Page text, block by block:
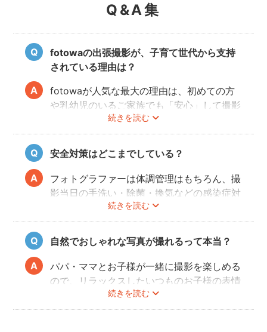
Q&A集
fotowaの出張撮影が、子育て世代から支持
されている理由は？
続きを読む
fotowaが人気な最大の理由は、初めての方
や乳幼児のいるご家族でも「安心」して撮影
を楽しんでいただけることです。
厳しい審査を通過した、赤ちゃん・子どもの
扱いに慣れているパパ・ママ世代のカメラマ
ンが全国に多数在籍。
またどのカメラマンでも指名料は一切ござい
ません。分かりやすい料金体系も人気のポイ
安全対策はどこまでしている？
続きを読む
フォトグラファーは体調管理はもちろん、撮
影当日の手洗い・除菌・換気などの感染症対
策や、熱中症予防に努めます。
また、撮影中はご家族のペースに合わせなが
ら、周囲や足元に危険なものがないか注意を
呼び掛けながら進行しますのでご安心くださ
い。
自然でおしゃれな写真が撮れるって本当？
続きを読む
パパ・ママとお子様が一緒に撮影を楽しめる
ので、リラックスしたいつものお子様の表情
を撮影できます。
こども・家族撮影に長けたプロカメラマンの